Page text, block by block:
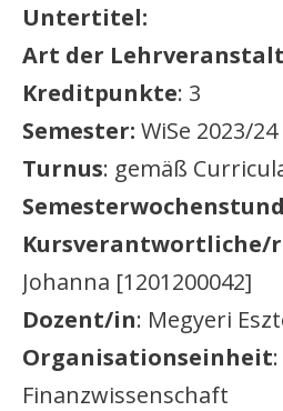
Untertitel:
Art der
Kreditpunkte: 3
Semester: WiSe 2023/24
Turnus: gemäß
Kursverantwortliche/
Johanna [1201200042]
Dozent/in: Megyeri
Organisationseinheit
Finanzwissenschaft